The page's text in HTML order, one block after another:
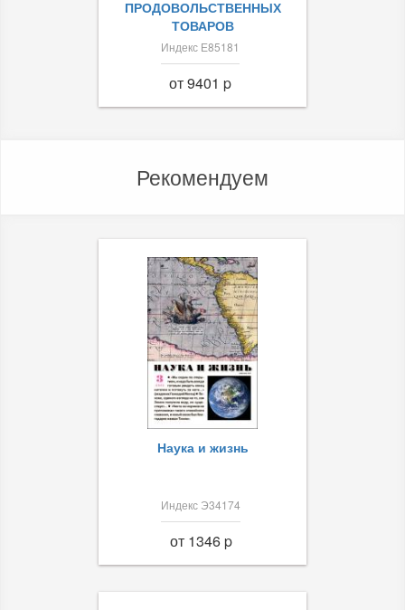
ПРОДОВОЛЬСТВЕННЫХ
ТОВАРОВ
Индекс Е85181
от 9401 p
Рекомендуем
Наука и жизнь
Индекс Э34174
от 1346 p